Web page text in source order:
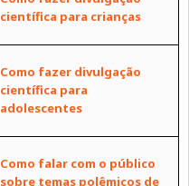
científica para crianças
Como fazer divulgação
científica para
adolescentes
Como falar com o público
sobre temas polêmicos de